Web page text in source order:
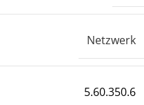
Netzwerk
5.60.350.6